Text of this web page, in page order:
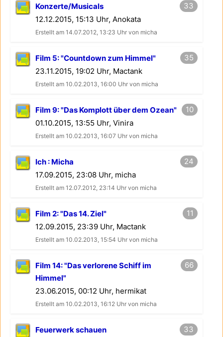
Konzerte/Musicals
12.12.2015, 15:13 Uhr, Anokata
Erstellt am 14.07.2012, 13:23 Uhr von micha
33
Film 5: "Countdown zum Himmel"
23.11.2015, 19:02 Uhr, Mactank
Erstellt am 10.02.2013, 16:00 Uhr von micha
35
Film 9: "Das Komplott über dem Ozean"
01.10.2015, 13:55 Uhr, Vinira
Erstellt am 10.02.2013, 16:07 Uhr von micha
10
Ich : Micha
17.09.2015, 23:08 Uhr, micha
Erstellt am 12.07.2012, 23:14 Uhr von micha
24
Film 2: "Das 14. Ziel"
12.09.2015, 23:39 Uhr, Mactank
Erstellt am 10.02.2013, 15:54 Uhr von micha
11
Film 14: "Das verlorene Schiff im
Himmel"
23.06.2015, 00:12 Uhr, hermikat
Erstellt am 10.02.2013, 16:12 Uhr von micha
66
Feuerwerk schauen
33